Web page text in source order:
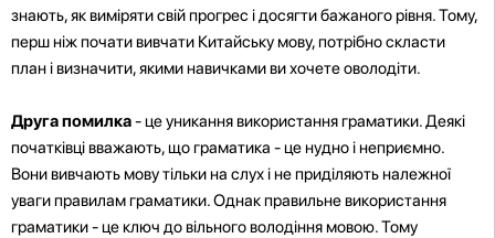
знають, як виміряти свій прогрес і досягти бажаного рівня. Тому,
перш ніж почати вивчати Китайську мову, потрібно скласти
план і визначити, якими навичками ви хочете оволодіти.
Друга помилка- це уникання використання граматики. Деякі
початківці вважають, що граматика - це нудно і неприємно.
Вони вивчають мову тільки на слух і не приділяють належної
уваги правилам граматики. Однак правильне використання
граматики - це ключ до вільного володіння мовою. Тому